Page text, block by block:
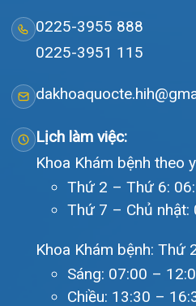
Lịch khám
Hướng dẫn khám
Văn bản pháp quy
Video
Tin tức
Liên hệ
reserved